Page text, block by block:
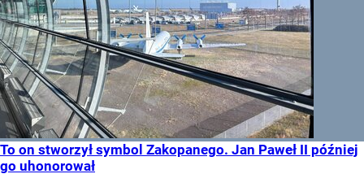
To on stworzył symbol Zakopanego. Jan Paweł II później
go uhonorował